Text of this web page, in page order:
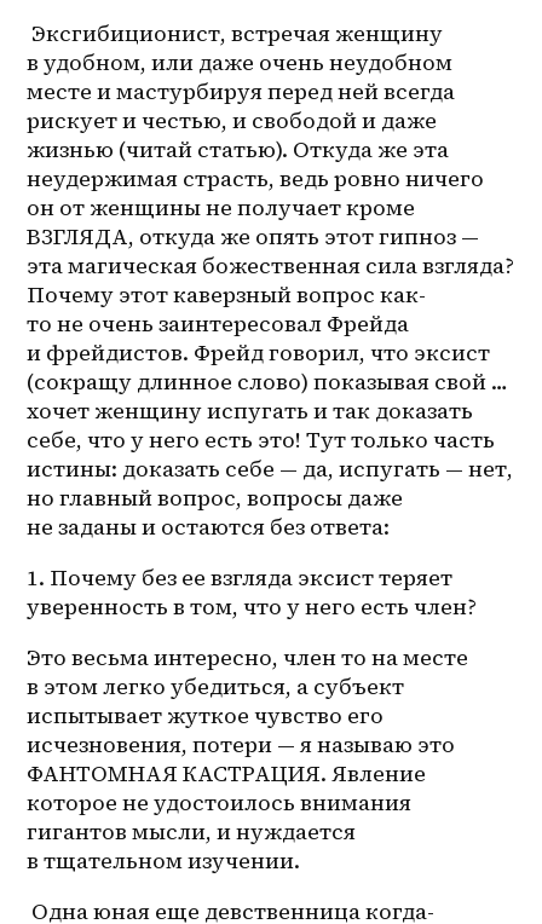
в удобном, или даже очень неудобном
месте и мастурбируя перед ней всегда
рискует и честью, и свободой и даже
жизнью (читай статью). Откуда же эта
неудержимая страсть, ведь ровно ничего
он от женщины не получает кроме
ВЗГЛЯДА, откуда же опять этот гипноз —
эта магическая божественная сила взгляда?
Почему этот каверзный вопрос как-
то не очень заинтересовал Фрейда
и фрейдистов. Фрейд говорил, что эксист
(сокращу длинное слово) показывая свой …
хочет женщину испугать и так доказать
себе, что у него есть это! Тут только часть
истины: доказать себе — да, испугать — нет,
но главный вопрос, вопросы даже
не заданы и остаются без ответа:
1. Почему без ее взгляда эксист теряет
уверенность в том, что у него есть член?
Это весьма интересно, член то на месте
в этом легко убедиться, а субъект
испытывает жуткое чувство его
исчезновения, потери — я называю это
ФАНТОМНАЯ КАСТРАЦИЯ. Явление
которое не удостоилось внимания
гигантов мысли, и нуждается
в тщательном изучении.